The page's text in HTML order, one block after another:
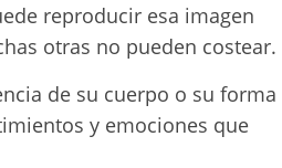
reproducir esa imagen
otras no pueden costear.
de su cuerpo o su forma
y emociones que